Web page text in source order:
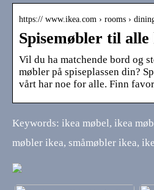
https:// www.ikea.com › rooms ›
Spisemøbler til
Vil du ha matchende bord og
møbler på spiseplassen din?
vårt har noe for alle. Finn
Keywords: ikea møbel, ikea
møbler ikea, småmøbler ikea,